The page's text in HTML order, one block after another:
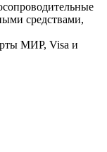
средствами,
МИР, Visa и